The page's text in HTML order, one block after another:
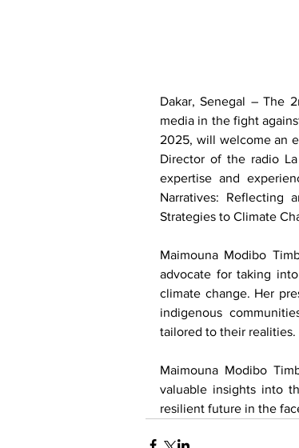
Dakar, Senegal – The
media in the fight
2025, will welcome an
Director of the radio
expertise and
Narratives: Reflecting
Strategies to Climate
Maimouna Modibo
advocate for taking
climate change. Her
indigenous
tailored to their realities.
Maimouna Modibo
valuable insights into
resilient future in the